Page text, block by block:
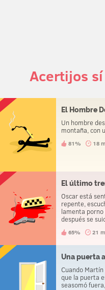
Acertijos
El Hombre
Un hombre
montaña, con
81% 18
El último
Oscar está
repente,
lamenta
después se
65% 21
Una puerta
Cuando
que la puerta
seasomó